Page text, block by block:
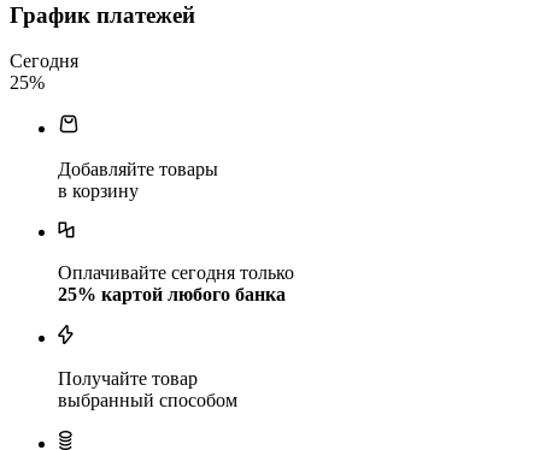
График платежей
Сегодня
25%
Добавляйте товары
в корзину
Оплачивайте сегодня только
25% картой любого банка
Получайте товар
выбранный способом